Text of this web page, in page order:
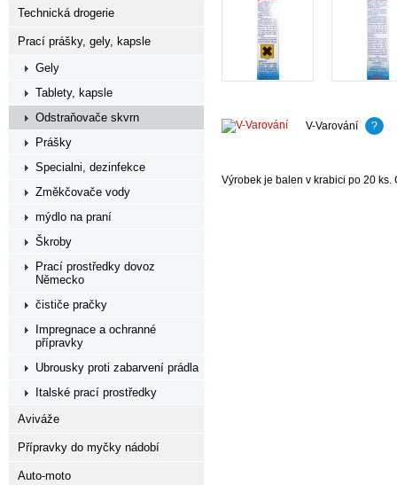
V-Varování ?
Výrobek je balen v krabici po 20
Technická drogerie
Prací prášky, gely, kapsle
Gely
Tablety, kapsle
Odstraňovače skvrn
Prášky
Specialni, dezinfekce
Změkčovače vody
mýdlo na praní
Škroby
Prací prostředky dovoz
Německo
čističe pračky
Impregnace a ochranné
přípravky
Ubrousky proti zabarvení prádla
Italské prací prostředky
Aviváže
Přípravky do myčky nádobí
Auto-moto